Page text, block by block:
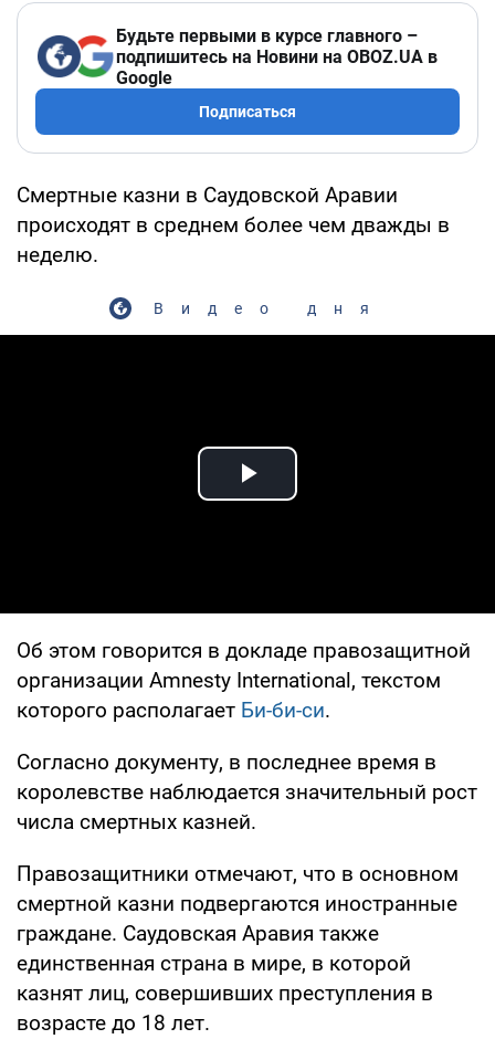
Будьте первыми в курсе главного –
подпишитесь на Новини на OBOZ.UA в
Google
Подписаться
Смертные казни в Саудовской Аравии
происходят в среднем более чем дважды в
неделю.
Видео дня
Play Video
Об этом говорится в докладе правозащитной
организации Amnesty International, текстом
которого располагает Би-би-си.
Согласно документу, в последнее время в
королевстве наблюдается значительный рост
числа смертных казней.
Правозащитники отмечают, что в основном
смертной казни подвергаются иностранные
граждане. Саудовская Аравия также
единственная страна в мире, в которой
казнят лиц, совершивших преступления в
возрасте до 18 лет.